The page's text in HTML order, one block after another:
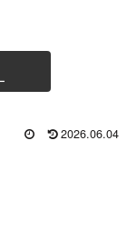
2026.06.04